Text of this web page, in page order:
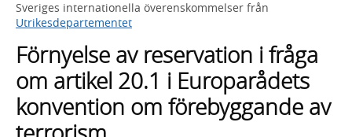
framträder
en
med
sökförslag
Sveriges internationella överenskommelser från
Utrikesdepartementet
Förnyelse av reservation i fråga
om artikel 20.1 i Europarådets
konvention om förebyggande av